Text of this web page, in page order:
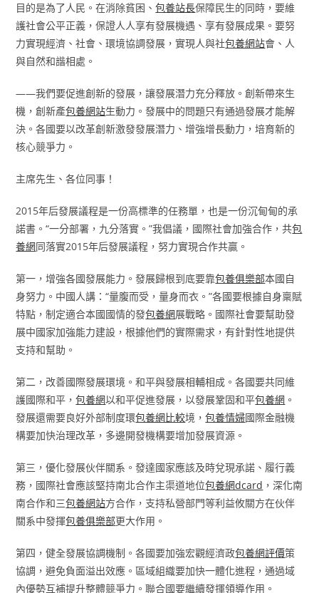
目的是為了人民。在消除貧困、包養站長保障民生的同時，要維
護社會公平正義，保證人人享有發展機遇、享有發展成果。要努
力實現經濟、社會、環境協調發展，實現人與社包養網站會、人
與自然和諧相處。
——我們要促進創新的發展，讓發展潛力充分釋放。創新帶來生
機，創新產包養網站生動力。發展中的問題只有通過發展才能解
決。各國要以改革創新激發發展潛力、增強增長動力，培育新的
核心競爭力。
主席先生、各位同事！
2015年后發展議程是一份高標準的任務單，也是一份沉甸甸的承
諾書。“一分部署，九分落實。”我倡議，國際社會加強合作，共包
養網同落實2015年后發展議程，努力實現合作共贏。
第一，增強各國發展能力。發展歸根到底要靠包養俱樂部本國自
身努力。中國人講：“量腹而受，量身而衣。”各國要根據自身稟賦
特點，制定適合本國國情的發包養網展戰略。國際社會要幫助發
展中國家加強能力建設，根據他們的實際需求，有針對性地提供
支持和幫助。
第二，改善國際發展環境。和平與發展相輔相成。各國要共同維
護國際和平，包養網以和平促進發展，以發展鞏固和平包養網 。
發展還需要良好外部制度環包養網比較境，包養情婦國際金融機
構要加快治理改革，多邊開發機構要增加發展資源。
第三，優化發展伙伴關系。發達國家應該及時兌現承諾、履行義
務，國際社會應該堅持南北合作主渠道地位包養網dcard ，深化南
南合作和三包養網站方合作，支持私營部門等利益攸關方在伙伴
關系中發揮包養俱樂部更大作用。
第四，健全發展協調機制。各國要加強宏觀經濟政包養網評價策
協調，避免負面溢出效應。區域組織要加快一體化進程，通過域
內優勢互補提升整體競爭力。聯合國要繼續發揮領導作用。